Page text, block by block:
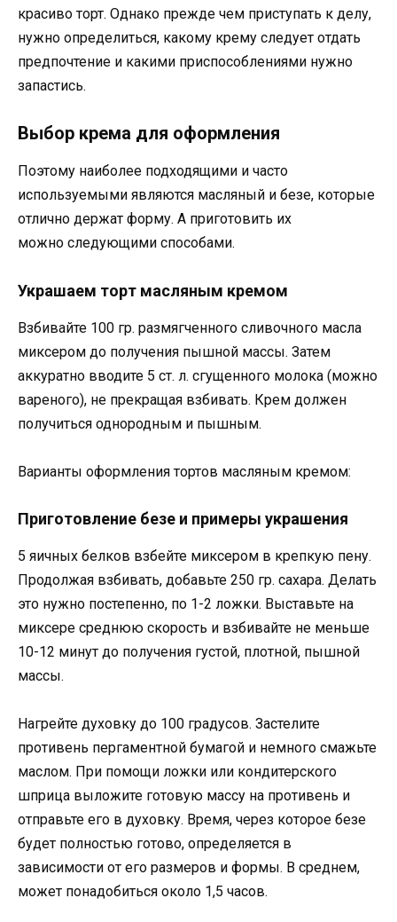
красиво торт. Однако прежде чем приступать к делу,
нужно определиться, какому крему следует отдать
предпочтение и какими приспособлениями нужно
запастись.
Выбор крема для оформления
Поэтому наиболее подходящими и часто
используемыми являются масляный и безе, которые
отлично держат форму. А приготовить их
можно следующими способами.
Украшаем торт масляным кремом
Взбивайте 100 гр. размягченного сливочного масла
миксером до получения пышной массы. Затем
аккуратно вводите 5 ст. л. сгущенного молока (можно
вареного), не прекращая взбивать. Крем должен
получиться однородным и пышным.
Варианты оформления тортов масляным кремом:
Приготовление безе и примеры украшения
5 яичных белков взбейте миксером в крепкую пену.
Продолжая взбивать, добавьте 250 гр. сахара. Делать
это нужно постепенно, по 1-2 ложки. Выставьте на
миксере среднюю скорость и взбивайте не меньше
10-12 минут до получения густой, плотной, пышной
массы.
Нагрейте духовку до 100 градусов. Застелите
противень пергаментной бумагой и немного смажьте
маслом. При помощи ложки или кондитерского
шприца выложите готовую массу на противень и
отправьте его в духовку. Время, через которое безе
будет полностью готово, определяется в
зависимости от его размеров и формы. В среднем,
может понадобиться около 1,5 часов.